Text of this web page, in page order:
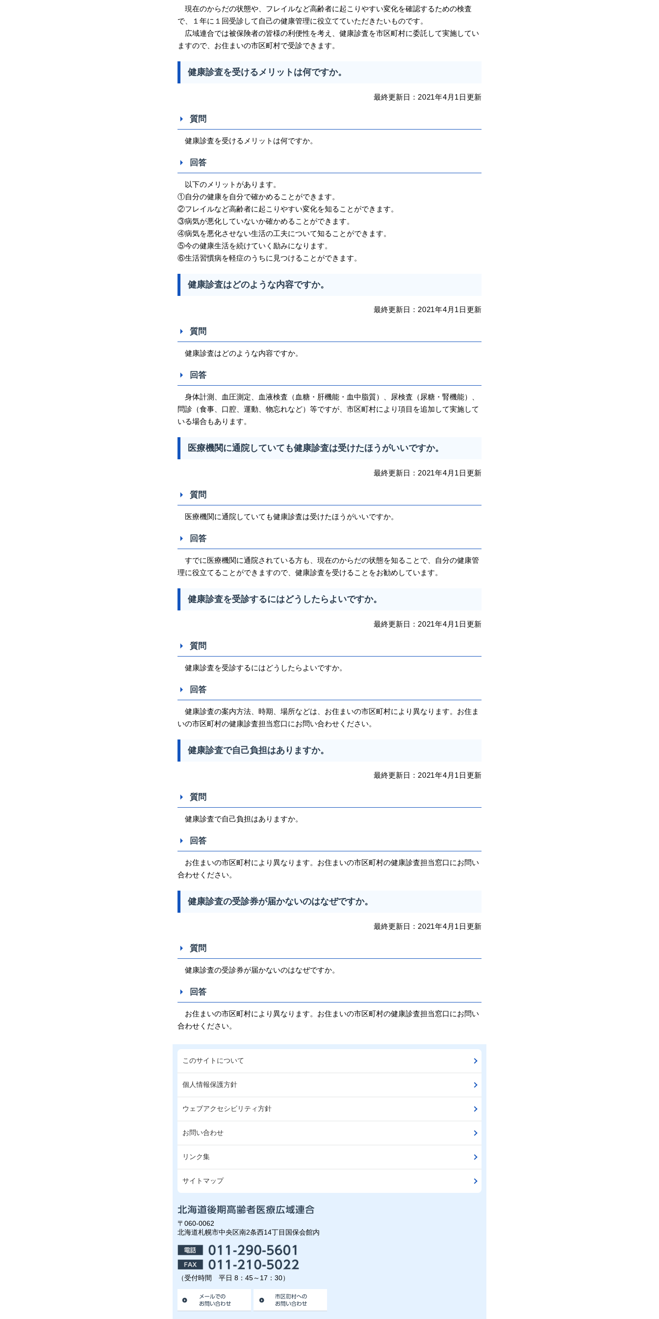
現在のからだの状態や、フレイルなど高齢者に起こりやすい変化を確認するための検査
で、１年に１回受診して自己の健康管理に役立てていただきたいものです。
広域連合では被保険者の皆様の利便性を考え、健康診査を市区町村に委託して実施してい
ますので、お住まいの市区町村で受診できます。
健康診査を受けるメリットは何ですか。
最終更新日： 2021年4 月1日更新
質問
健康診査を受けるメリットは何ですか。
回答
以下のメリットがあります。
①自分の健康を自分で確かめることができます。
②フレイルなど高齢者に起こりやすい変化を知ることができます。
③病気が悪化していないか確かめることができます。
④病気を悪化させない生活の工夫について知ることができます。
⑤今の健康生活を続けていく励みになります。
⑥生活習慣病を軽症のうちに見つけることができます。
健康診査はどのような内容ですか。
最終更新日： 2021年4 月1日更新
質問
健康診査はどのような内容ですか。
回答
身体計測、血圧測定、血液検査（血糖・肝機能・血中脂質）、尿検査（尿糖・腎機能）、
問診（食事、口腔、運動、物忘れなど）等ですが、市区町村により項目を追加して実施して
いる場合もあります。
医療機関に通院していても健康診査は受けたほうがいいですか。
最終更新日： 2021年4 月1日更新
質問
医療機関に通院していても健康診査は受けたほうがいいですか。
回答
すでに医療機関に通院されている方も、現在のからだの状態を知ることで、自分の健康管
理に役立てることができますので、健康診査を受けることをお勧めしています。
健康診査を受診するにはどうしたらよいですか。
最終更新日： 2021年4 月1日更新
質問
健康診査を受診するにはどうしたらよいですか。
回答
健康診査の案内方法、時期、場所などは、お住まいの市区町村により異なります。お住ま
いの市区町村の健康診査担当窓口にお問い合わせください。
健康診査で自己負担はありますか。
最終更新日： 2021年4 月1日更新
質問
健康診査で自己負担はありますか。
回答
お住まいの市区町村により異なります。お住まいの市区町村の健康診査担当窓口にお問い
合わせください。
健康診査の受診券が届かないのはなぜですか。
最終更新日： 2021年4 月1日更新
質問
健康診査の受診券が届かないのはなぜですか。
回答
お住まいの市区町村により異なります。お住まいの市区町村の健康診査担当窓口にお問い
合わせください。
このサイトについて
個人情報保護方針
ウェブアクセシビリティ方針
お問い合わせ
リンク集
サイトマップ
〒060-0062
北海道札幌市中央区南2条西14丁目国保会館内
（受付時間 平日 8：45～17：30）